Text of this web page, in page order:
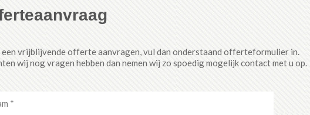
een vrijblijvende offerte aanvragen, vul dan onderstaand offerteformulier in.
wij nog vragen hebben dan nemen wij zo spoedig mogelijk contact met u op.